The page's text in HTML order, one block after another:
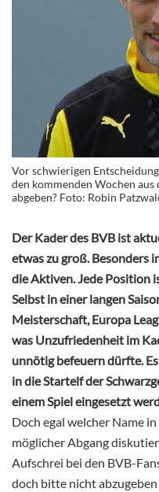
Vor schwierigen
den kommenden Wochen
abgeben? Foto: Robin
Der Kader des BVB ist
etwas zu groß. Besonders
die Aktiven. Jede Position
Selbst in einer langen
Meisterschaft, Europa
was Unzufriedenheit im
unnötig befeuern dürfte.
in die Startelf der
einem Spiel eingesetzt
Doch egal welcher Name
möglicher Abgang
Aufschrei bei den BVB-
doch bitte nicht